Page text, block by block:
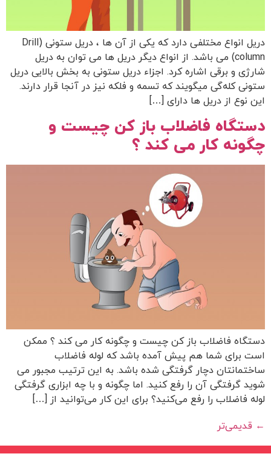
دریل انواع مختلفی دارد که یکی از آن ها ، دریل ستونی (Drill
column) می باشد. از انواع دیگر دریل ها می توان به دریل
شارژی و برقی اشاره کرد. اجزاء دریل ستونی به بخش بالایی دریل
ستونی کله‌گی میگویند که تسمه و فلکه نیز در آنجا قرار دارند.
این نوع از دریل ها دارای […]
دستگاه فاضلاب باز کن چیست و
چگونه کار می کند ؟
دستگاه فاضلاب باز کن چیست و چگونه کار می کند ؟ ممکن
است برای شما هم پیش آمده باشد که لوله فاضلاب
ساختمانتان دچار گرفتگی شده باشد. به این ترتیب مجبور می
شوید گرفتگی آن را رفع کنید. اما چگونه و با چه ابزاری گرفتگی
لوله فاضلاب را رفع می‌کنید؟ برای این کار می‌توانید از […]
← قدیمی‌تر